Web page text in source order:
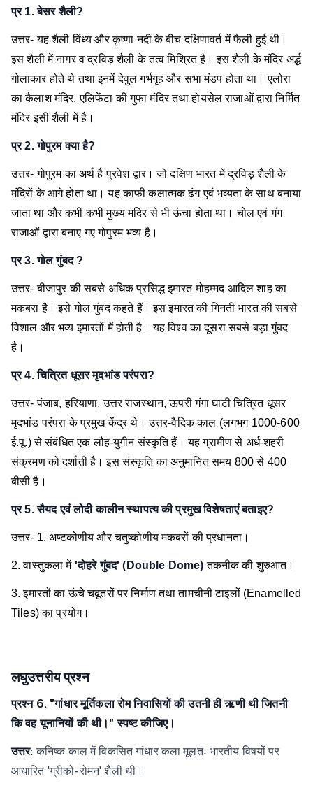
प्र 1. बेसर शैली?
उत्तर- यह शैली विंध्य और कृष्णा नदी के बीच दक्षिणावर्त में फैली हुई थी।
इस शैली में नागर व द्रविड़ शैली के तत्व मिश्रित है। इस शैली के मंदिर अर्द्ध
गोलाकार होते थे तथा इनमें देवुल गर्भगृह और सभा मंडप होता था। एलोरा
का कैलाश मंदिर, एलिफेंटा की गुफा मंदिर तथा होयसेल राजाओं द्वारा निर्मित
मंदिर इसी शैली में है।
प्र 2. गोपुरम क्या है?
उत्तर- गोपुरम का अर्थ है प्रवेश द्वार। जो दक्षिण भारत में द्रविड़ शैली के
मंदिरों के आगे होता था। यह काफी कलात्मक ढंग एवं भव्यता के साथ बनाया
जाता था और कभी कभी मुख्य मंदिर से भी ऊंचा होता था। चोल एवं गंग
राजाओं द्वारा बनाए गए गोपुरम भव्य है।
प्र 3. गोल गुंबद ?
उत्तर- बीजापुर की सबसे अधिक प्रसिद्ध इमारत मोहम्मद आदिल शाह का
मकबरा है। इसे गोल गुंबद कहते हैं। इस इमारत की गिनती भारत की सबसे
विशाल और भव्य इमारतों में होती है। यह विश्व का दूसरा सबसे बड़ा गुंबद
है।
प्र 4. चित्रित धूसर मृदभांड परंपरा?
उत्तर- पंजाब, हरियाणा, उत्तर राजस्थान, ऊपरी गंगा घाटी चित्रित धूसर
मृदभांड परंपरा के प्रमुख केंद्र थे।उत्तर-वैदिक काल (लगभग 1000-600
ई.पू.) से संबंधित एक लौह-युगीन संस्कृति हैं। यह ग्रामीण से अर्ध-शहरी
संक्रमण को दर्शाती है। इस संस्कृति का अनुमानित समय 800 से 400
बीसी है।
प्र 5. सैयद एवं लोदी कालीन स्थापत्य की प्रमुख विशेषताएं बताइए?
उत्तर- 1. अष्टकोणीय और चतुष्कोणीय मकबरों की प्रधानता।
2. वास्तुकला में 'दोहरे गुंबद' (Double Dome) तकनीक की शुरुआत।
3. इमारतों का ऊंचे चबूतरों पर निर्माण तथा तामचीनी टाइलों (Enamelled
Tiles) का प्रयोग।
लघुउत्तरीय प्रश्न
प्रश्न 6. "गांधार मूर्तिकला रोम निवासियों की उतनी ही ऋणी थी जितनी
कि वह यूनानियों की थी।" स्पष्ट कीजिए।
उत्तर: कनिष्क काल में विकसित गांधार कला मूलतः भारतीय विषयों पर
आधारित 'ग्रीको-रोमन' शैली थी।